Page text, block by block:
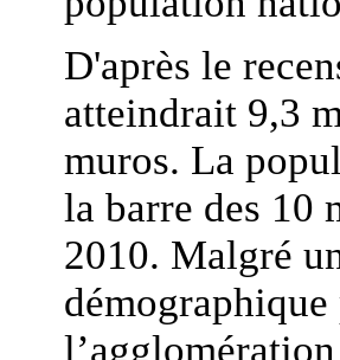
D'après le
atteindrait 9,3
muros. La
la barre des 10
2010. Malgré